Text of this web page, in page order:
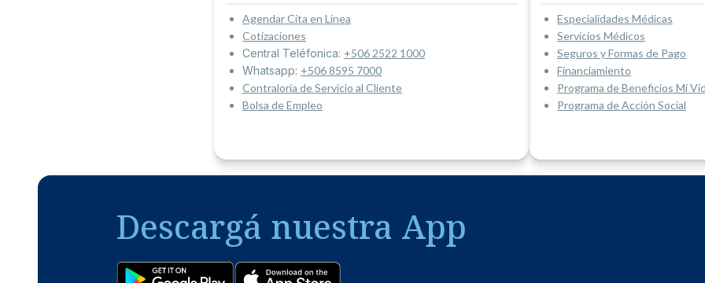
Agendar Cita en Línea
Cotizaciones
Central Teléfonica: +506 2522 1000
Whatsapp: +506 8595 7000
Contraloría de Servicio al Cliente
Bolsa de Empleo
Especialidades Médicas
Servicios Médicos
Seguros y Formas de Pago
Financiamiento
Programa de Beneficios Mi
Programa de Acción Social
Descargá nuestra App